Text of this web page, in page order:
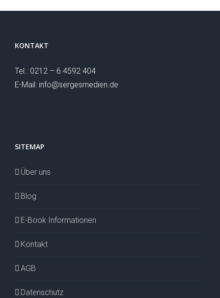
KONTAKT
Tel.: 0212 – 6 4592 404
E-Mail: info@sergesmedien.de
SITEMAP
Über uns
Blog
E-Book Informationen
Kontakt
AGB
Datenschutz